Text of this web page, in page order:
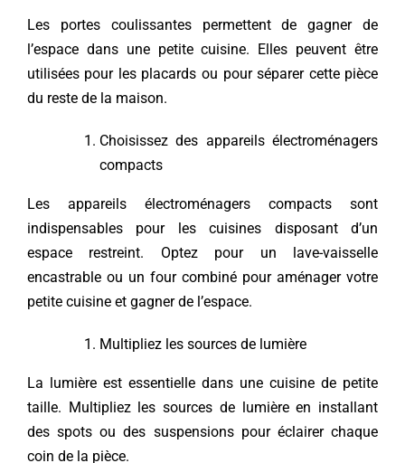
Les portes coulissantes permettent de gagner de
l’espace dans une petite cuisine. Elles peuvent être
utilisées pour les placards ou pour séparer cette pièce
du reste de la maison.
Choisissez des appareils électroménagers
compacts
Les appareils électroménagers compacts sont
indispensables pour les cuisines disposant d’un
espace restreint. Optez pour un lave-vaisselle
encastrable ou un four combiné pour aménager votre
petite cuisine et gagner de l’espace.
Multipliez les sources de lumière
La lumière est essentielle dans une cuisine de petite
taille. Multipliez les sources de lumière en installant
des spots ou des suspensions pour éclairer chaque
coin de la pièce.